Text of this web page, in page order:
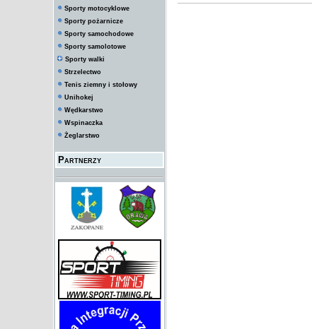
Sporty motocyklowe
Sporty pożarnicze
Sporty samochodowe
Sporty samolotowe
Sporty walki
Strzelectwo
Tenis ziemny i stołowy
Unihokej
Wędkarstwo
Wspinaczka
Żeglarstwo
Partnerzy